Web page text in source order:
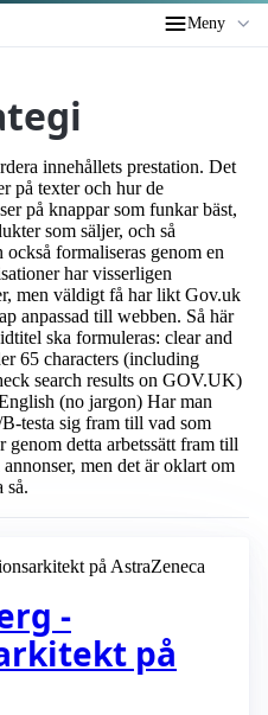
Meny
innehållets prestation. Det
på texter och hur de
på knappar som funkar bäst,
som säljer, och så
formaliseras genom en
har visserligen
men väldigt få har likt Gov.uk
anpassad till webben. Så här
ska formuleras: clear and
65 characters (including
search results on GOV.UK)
(no jargon) Har man
testa sig fram till vad som
genom detta arbetssätt fram till
men det är oklart om
så.
-
på